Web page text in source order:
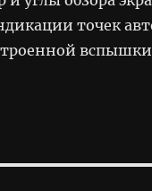
точек
вспышки